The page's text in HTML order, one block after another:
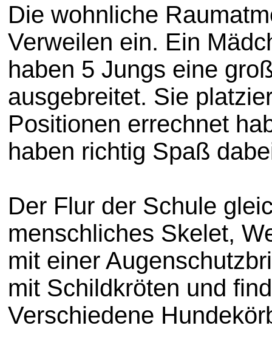
Die wohnliche
Verweilen ein. Ein
haben 5 Jungs eine
ausgebreitet. Sie
Positionen errechnet
haben richtig Spaß
Der Flur der Schule
menschliches Skelet,
mit einer
mit Schildkröten und
Verschiedene